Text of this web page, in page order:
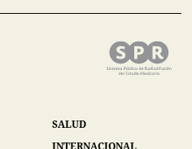
SALUD
INTERNACIONAL